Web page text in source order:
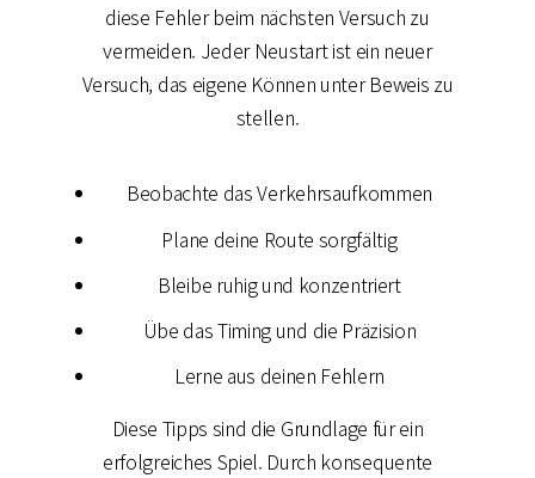
diese Fehler beim nächsten Versuch zu
vermeiden. Jeder Neustart ist ein neuer
Versuch, das eigene Können unter Beweis zu
stellen.
Beobachte das Verkehrsaufkommen
Plane deine Route sorgfältig
Bleibe ruhig und konzentriert
Übe das Timing und die Präzision
Lerne aus deinen Fehlern
Diese Tipps sind die Grundlage für ein
erfolgreiches Spiel. Durch konsequente